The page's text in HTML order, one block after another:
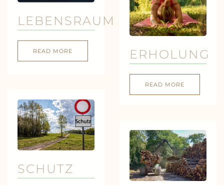
LEBENSRAUM
READ MORE ERHOLUNG
READ MORE
SCHUTZ